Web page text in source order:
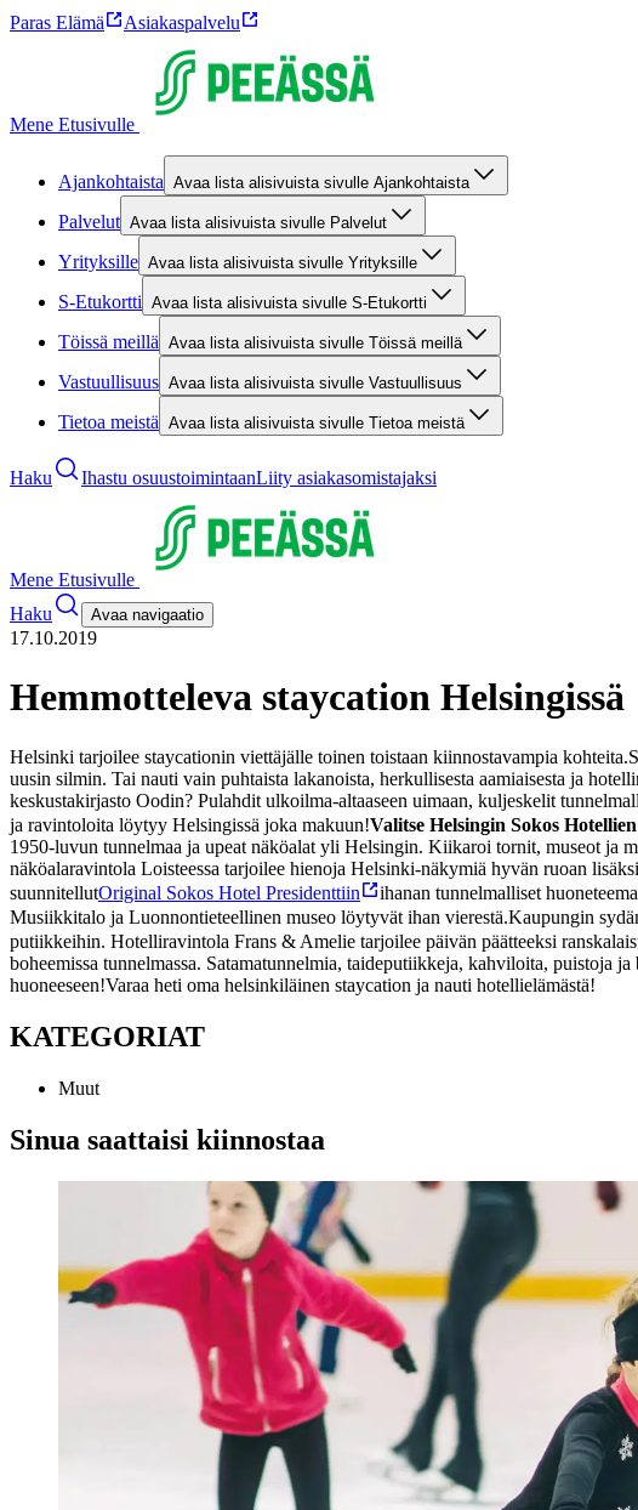
Paras Elämä Asiakaspalvelu
Mene Etusivulle
Ajankohtaista Avaa lista alisivuista sivulle Ajankohtaista
Palvelut Avaa lista alisivuista sivulle Palvelut
Yrityksille Avaa lista alisivuista sivulle Yrityksille
S-Etukortti Avaa lista alisivuista sivulle S-Etukortti
Töissä meillä Avaa lista alisivuista sivulle Töissä meillä
Vastuullisuus Avaa lista alisivuista sivulle Vastuullisuus
Tietoa meistä Avaa lista alisivuista sivulle Tietoa meistä
Haku Ihastu osuustoimintaanLiity asiakasomistajaksi
Mene Etusivulle
Haku
Avaa navigaatio
17.10.2019
Hemmotteleva staycation Helsingissä
Helsinki tarjoilee staycationin viettäjälle toinen toistaan kiinnostavampia kohteita.
uusin silmin. Tai nauti vain puhtaista lakanoista, herkullisesta aamiaisesta ja
keskustakirjasto Oodin? Pulahdit ulkoilma-altaaseen uimaan, kuljeskelit
ja ravintoloita löytyy Helsingissä joka makuun!Valitse Helsingin Sokos
1950-luvun tunnelmaa ja upeat näköalat yli Helsingin. Kiikaroi tornit, museot ja
näköalaravintola Loisteessa tarjoilee hienoja Helsinki-näkymiä hyvän ruoan
suunnitellutOriginal Sokos Hotel Presidenttiin
ihanan tunnelmalliset
Musiikkitalo ja Luonnontieteellinen museo löytyvät ihan vierestä.Kaupungin
putiikkeihin. Hotelliravintola Frans & Amelie tarjoilee päivän päätteeksi
boheemissa tunnelmassa. Satamatunnelmia, taideputiikkeja, kahviloita,
huoneeseen!Varaa heti oma helsinkiläinen staycation ja nauti hotellielämästä!
KATEGORIAT
Muut
Sinua saattaisi kiinnostaa